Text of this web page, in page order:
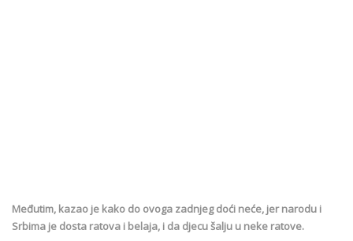
Međutim, kazao je kako do ovoga zadnjeg doći neće, jer narodu i
Srbima je dosta ratova i belaja, i da djecu šalju u neke ratove.